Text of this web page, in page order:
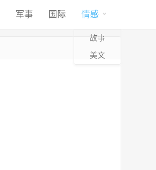
军事 国际 情感
故事
美文